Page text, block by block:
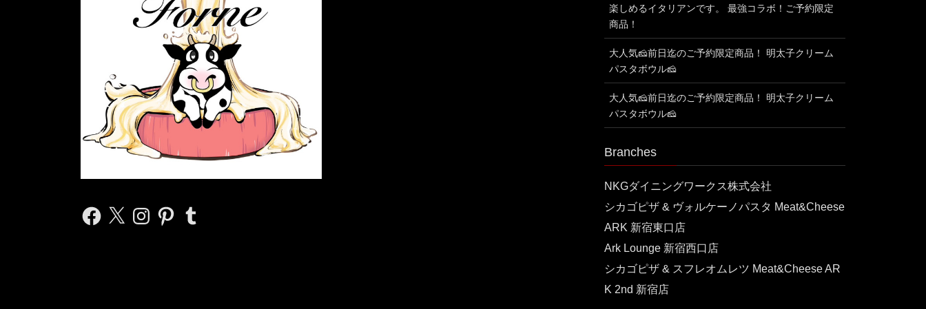
Facebook
X InstagramPinterestTumblr
楽しめるイタリアンです。 最強コラボ！ご予約限定
商品！
大人気🧀前日迄のご予約限定商品！ 明太子クリーム
パスタボウル🧀
大人気🧀前日迄のご予約限定商品！ 明太子クリーム
パスタボウル🧀
Branches
NKGダイニングワークス株式会社
シカゴピザ & ヴォルケーノパスタ Meat&Cheese
ARK 新宿東口店
Ark Lounge 新宿西口店
シカゴピザ & スフレオムレツ Meat&Cheese AR
K 2nd 新宿店